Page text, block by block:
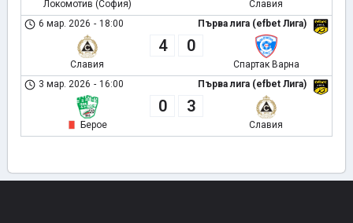
Локомотив (София)
Славия
Първа лига (efbet Лига)
6 мар. 2026 - 18:00
Славия
4 0
Спартак Варна
Първа лига (efbet Лига)
3 мар. 2026 - 16:00
Берое
0 3
Славия